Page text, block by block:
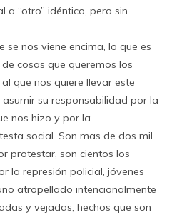
a “otro” idéntico, pero sin
se nos viene encima, lo que es
cosas que queremos los
que nos quiere llevar este
su responsabilidad por la
nos hizo y por la
social. Son mas de dos mil
protestar, son cientos los
la represión policial, jóvenes
atropellado intencionalmente
y vejadas, hechos que son